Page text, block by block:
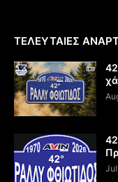
ΤΕΛΕΥΤΑΙΕΣ